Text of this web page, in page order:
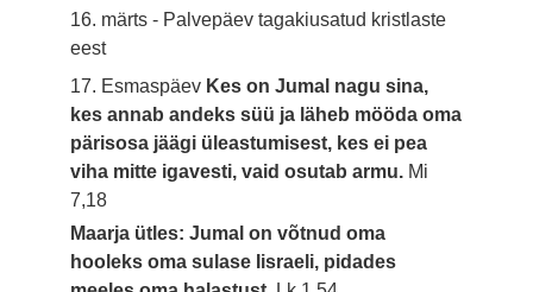
16. märts - Palvepäev tagakiusatud kristlaste
eest
17. Esmaspäev Kes on Jumal nagu sina,
kes annab andeks süü ja läheb mööda oma
pärisosa jäägi üleastumisest, kes ei pea
viha mitte igavesti, vaid osutab armu. Mi
7,18
Maarja ütles: Jumal on võtnud oma
hooleks oma sulase Iisraeli, pidades